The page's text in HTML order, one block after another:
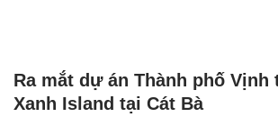
Ra mắt dự án Thành phố Vịnh
Xanh Island tại Cát Bà